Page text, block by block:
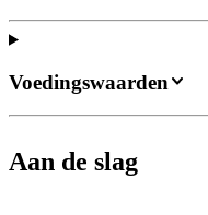
Aan de slag
Voedingswaarden